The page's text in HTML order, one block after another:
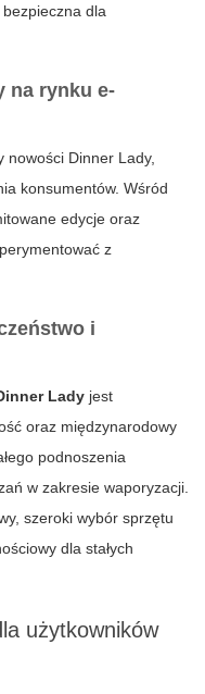
bezpieczna dla
na rynku e-
nowości Dinner Lady,
konsumentów. Wśród
edycje oraz
z
i
Lady jest
oraz międzynarodowy
podnoszenia
w zakresie waporyzacji.
szeroki wybór sprzętu
dla stałych
użytkowników